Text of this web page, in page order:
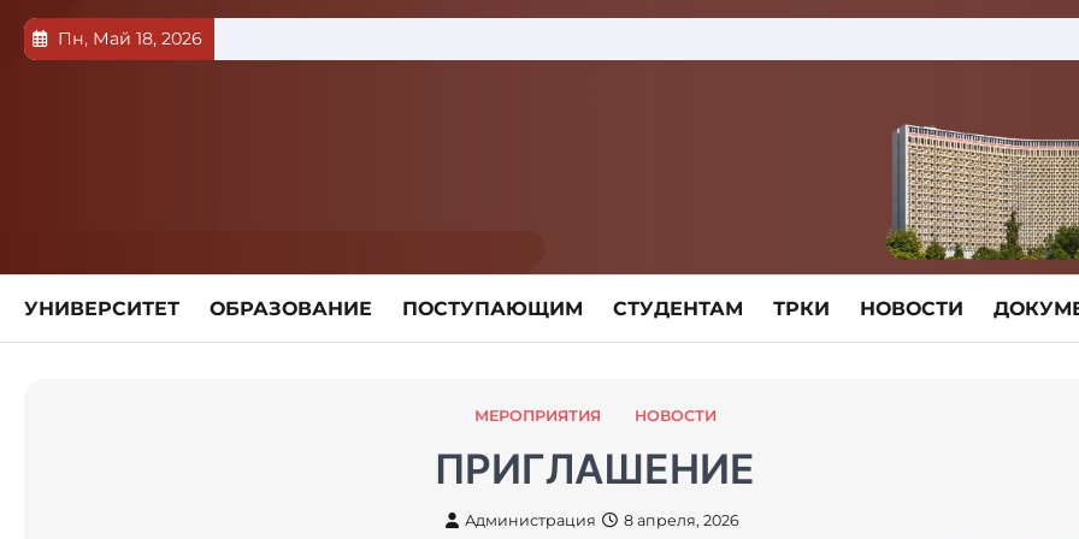
Пн, Май 18, 2026
УНИВЕРСИТЕТ ОБРАЗОВАНИЕ ПОСТУПАЮЩИМ СТУДЕНТАМ ТРКИ НОВОСТИ
МЕРОПРИЯТИЯ НОВОСТИ
ПРИГЛАШЕНИЕ
Администрация 8 апреля, 2026